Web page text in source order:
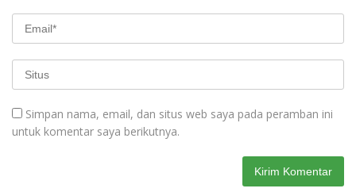
Simpan nama, email, dan situs web saya pada peramban ini
untuk komentar saya berikutnya.